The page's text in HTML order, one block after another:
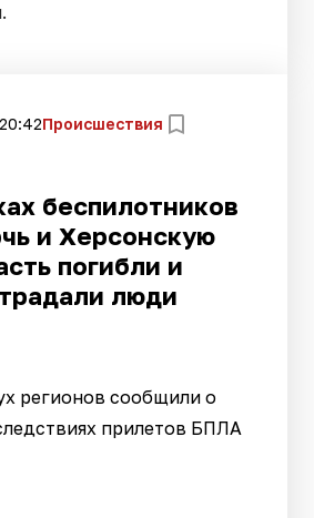
Происшествия
беспилотников
и Херсонскую
погибли и
люди
регионов сообщили о
прилетов БПЛА